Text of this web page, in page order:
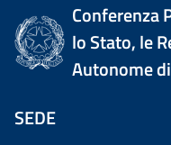
Conferenza
lo Stato, le
Autonome
SEDE